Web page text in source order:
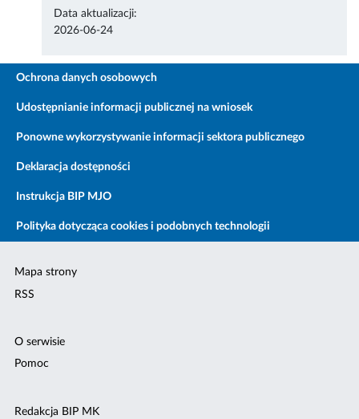
Data aktualizacji:
2026-06-24
Ochrona danych osobowych
Udostępnianie informacji publicznej na wniosek
Ponowne wykorzystywanie informacji sektora publicznego
Deklaracja dostępności
Instrukcja BIP MJO
Polityka dotycząca cookies i podobnych technologii
Mapa strony
RSS
O serwisie
Pomoc
Redakcja BIP MK